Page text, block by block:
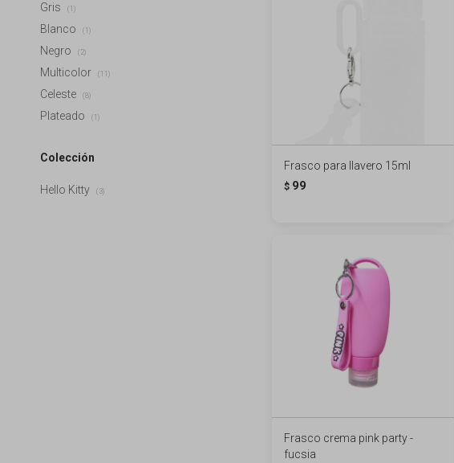
Frasco para llavero 15ml
$ 99
Frasco crema pink party -
fucsia
Gris (1)
Blanco (1)
Negro (2)
Multicolor (11)
Celeste (8)
Plateado (1)
Colección
Hello Kitty (3)